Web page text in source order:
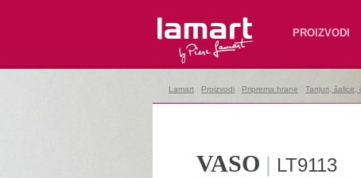
Lamart PROIZVODI
Lamart Proizvodi Priprema hrane Tanjuri, šalice,
VASO | LT9113